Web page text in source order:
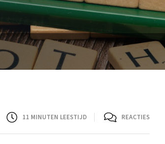
11 MINUTEN LEESTIJD REACTIES